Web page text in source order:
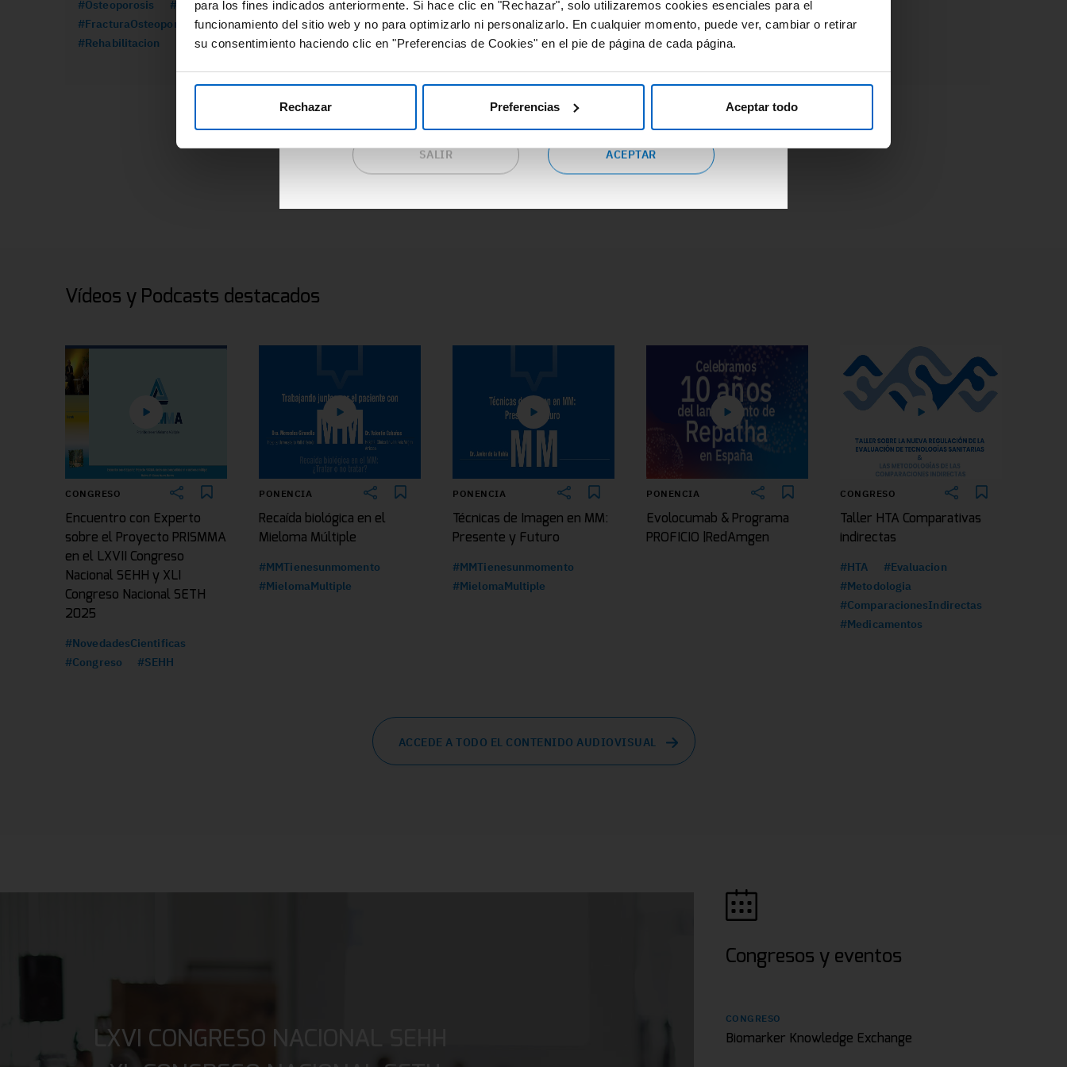
para los fines indicados anteriormente. Si hace clic en "Rechazar", solo utilizaremos cookies esenciales para el
funcionamiento del sitio web y no para optimizarlo ni personalizarlo. En cualquier momento, puede ver, cambiar o retirar
su consentimiento haciendo clic en "Preferencias de Cookies" en el pie de página de cada página.
Rechazar Preferencias Aceptar todo
recursos de valor y gran utilidad relacionados con las distintas
áreas terapéuticas.
deseas continuar en este sitio web o pulsa “salir” para ser
redirigido al sitio web corporativo de Amgen.
SALIR ACEPTAR
#Osteoporosis #Formacion
#CancerMama
#FracturaOsteoporotica
#Prolia
#Rehabilitacion
#Adherencia
#OpinionExperto
#Osteoporosis
#Adherencia
#OpinionExperto
#Osteoporosis
ACCEDE A TODA LA FORMACIÓN
Vídeos y Podcasts destacados
CONGRESO
Encuentro con Experto
sobre el Proyecto PRISMMA
en el LXVII Congreso
Nacional SEHH y XLI
Congreso Nacional SETH
2025
#NovedadesCientificas
#Congreso
#SEHH
PONENCIA
Recaída biológica en el
Mieloma Múltiple
#MMTienesunmomento
#MielomaMultiple
PONENCIA
Técnicas de Imagen en MM:
Presente y Futuro
#MMTienesunmomento
#MielomaMultiple
PONENCIA
Evolocumab & Programa
PROFICIO |RedAmgen
CONGRESO
Taller HTA Comparativas
indirectas
#HTA
#Evaluacion
#Metodologia
#ComparacionesIndirectas
#Medicamentos
ACCEDE A TODO EL CONTENIDO AUDIOVISUAL
LXVI CONGRESO NACIONAL SEHH
Congresos y eventos
CONGRESO
Biomarker Knowledge Exchange